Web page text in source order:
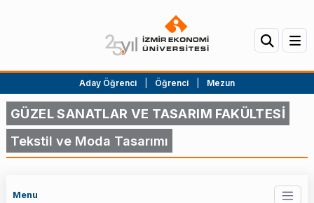
Aday Öğrenci Öğrenci Mezun
GÜZEL SANATLAR VE TASARIM FAKÜLTESİ
Tekstil ve Moda Tasarımı
Menu